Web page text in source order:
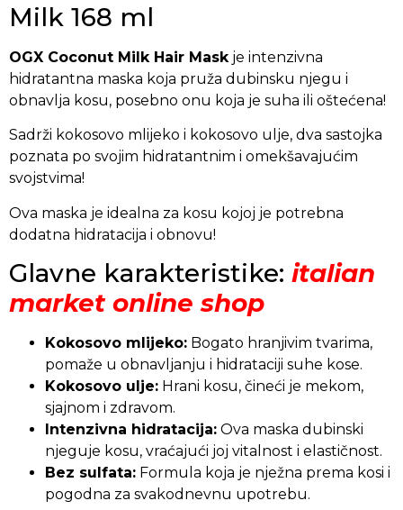
Milk 168 ml
OGX Coconut Milk Hair Mask je intenzivna
hidratantna maska koja pruža dubinsku njegu i
obnavlja kosu, posebno onu koja je suha ili oštećena!
Sadrži kokosovo mlijeko i kokosovo ulje, dva sastojka
poznata po svojim hidratantnim i omekšavajućim
svojstvima!
Ova maska je idealna za kosu kojoj je potrebna
dodatna hidratacija i obnovu!
Glavne karakteristike: italian
market online shop
Kokosovo mlijeko: Bogato hranjivim tvarima,
pomaže u obnavljanju i hidrataciji suhe kose.
Kokosovo ulje: Hrani kosu, čineći je mekom,
sjajnom i zdravom.
Intenzivna hidratacija: Ova maska dubinski
njeguje kosu, vraćajući joj vitalnost i elastičnost.
Bez sulfata: Formula koja je nježna prema kosi i
pogodna za svakodnevnu upotrebu.